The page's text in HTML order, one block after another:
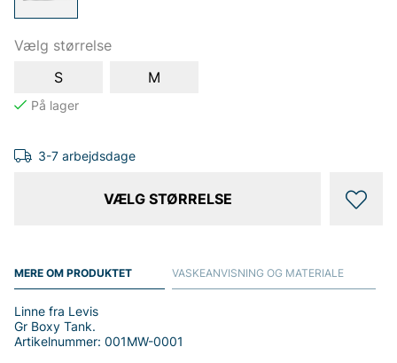
Vælg størrelse
S
M
3-7 arbejdsdage
VÆLG STØRRELSE
MERE OM PRODUKTET
Linne fra Levis
Gr Boxy Tank.
Artikelnummer: 001MW-0001
VASKEANVISNING OG MATERIALE